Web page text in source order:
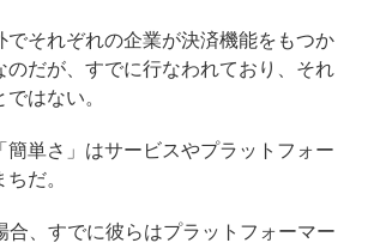
でそれぞれの企業が決済機能をもつか
のだが、すでに行なわれており、それ
はない。
簡単さ」はサービスやプラットフォー
だ。
合、すでに彼らはプラットフォーマー